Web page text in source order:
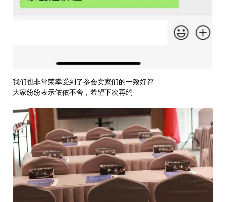
我们也非常荣幸受到了参会卖家们的一致好评
大家纷纷表示依依不舍，希望下次再约